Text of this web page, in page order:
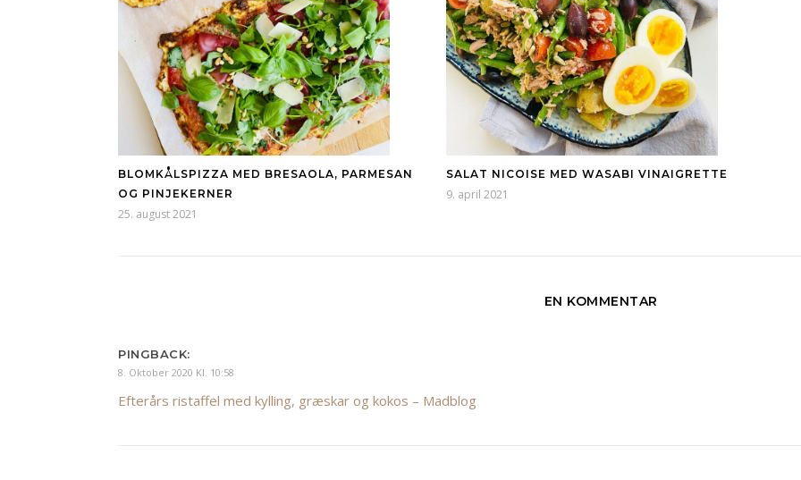
BLOMKÅLSPIZZA MED BRESAOLA, PARMESAN
OG PINJEKERNER
25. august 2021
SALAT NICOISE MED WASABI VINAIGRETTE
9. april 2021
EN KOMMENTAR
PINGBACK:
8. Oktober 2020 Kl. 10:58
Efterårs ristaffel med kylling, græskar og kokos – Madblog